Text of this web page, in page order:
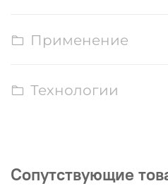
Применение
Технологии
Сопутствующие